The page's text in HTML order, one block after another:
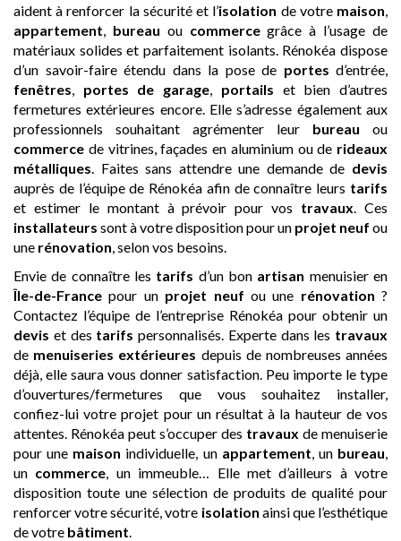
aident à renforcer la sécurité et l’isolation de votre maison
appartement
bureau ou commercegrâce à l’usage de
matériaux solides et parfaitement isolants. Rénokéa dispose
d’un savoir-faire étendu dans la pose de portes d’entrée,
fenêtres
portes de garage portails et bien d’autres
fermetures extérieures encore. Elle s’adresse également aux
professionnels souhaitant agrémenter leur bureau ou
commerce de vitrines, façades en aluminium ou de rideaux
métalliques . Faites sans attendre une demande de devis
auprès de l’équipe de Rénokéa afin de connaître leurs tarifs
et estimer le montant à prévoir pour vos travaux . Ces
installateurs sont à votre disposition pour un projet neuf ou
une rénovation , selon vos besoins.
Envie de connaître les tarifs d’un bon artisan menuisier en
Île-de-France pour un projet neuf ou une rénovation ?
Contactez l’équipe de l’entreprise Rénokéa pour obtenir un
devis et des tarifs personnalisés. Experte dans les travaux
de menuiseries extérieures depuis de nombreuses années
déjà, elle saura vous donner satisfaction. Peu importe le type
d’ouvertures/fermetures que vous souhaitez installer,
confiez-lui votre projet pour un résultat à la hauteur de vos
attentes. Rénokéa peut s’occuper des travaux de menuiserie
pour une maison individuelle, un appartement , un bureau
un commerce , un immeuble… Elle met d’ailleurs à votre
disposition toute une sélection de produits de qualité pour
renforcer votre sécurité, votre isolation ainsi que l’esthétique
de votre bâtiment